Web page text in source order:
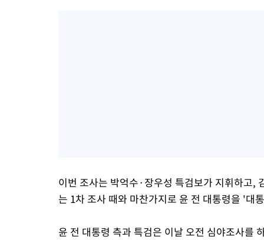
이번 조사는 박억수·장우성 특검보가 지휘하고,
는 1차 조사 때와 마찬가지로 윤 전 대통령을 '대
윤 전 대통령 측과 특검은 이날 오전 심야조사를